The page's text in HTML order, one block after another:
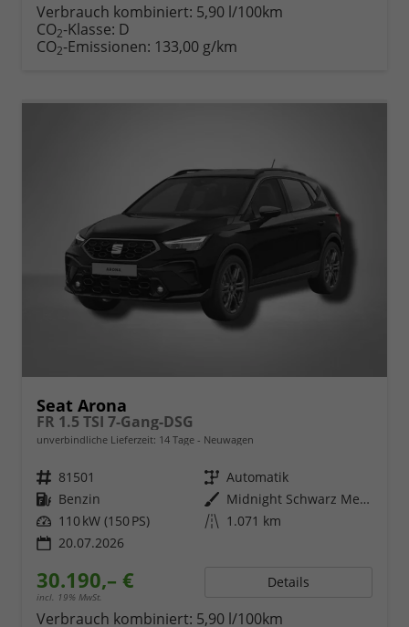
Verbrauch kombiniert: 5,90 l/100km
CO2-Klasse: D
CO2-Emissionen: 133,00 g/km
Seat Arona
FR 1.5 TSI 7-Gang-DSG
unverbindliche Lieferzeit: 14 Tage Neuwagen
Fahrzeugnr. 81501 Getriebe Automatik
Kraftstoff Benzin Außenfarbe
Midnight Schwarz Metallic
Leistung 110 kW (150 PS) Kilometerstand 1.071 km
20.07.2026
30.190,– €
incl. 19% MwSt.
Details
Verbrauch kombiniert: 5,90 l/100km